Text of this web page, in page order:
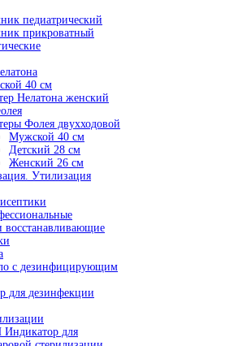
педиатрический
прикроватный
40 см
Нелатона женский
Фолея двухходовой
Мужской 40 см
Детский 28 см
Женский 26 см
Утилизация
восстанавливающие
с дезинфицирующим
для дезинфекции
для